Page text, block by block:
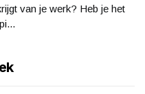
van je werk? Heb je het